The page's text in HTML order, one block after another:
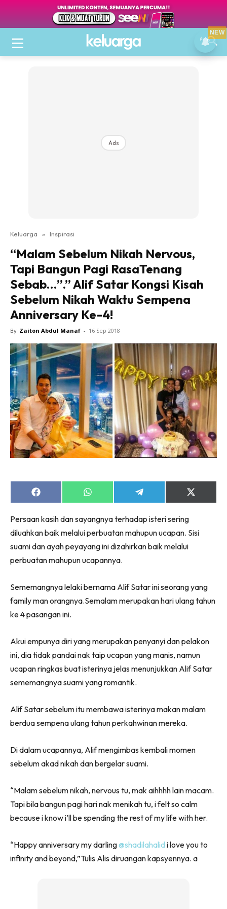
Ads
Keluarga » Inspirasi
“Malam Sebelum Nikah Nervous,
Tapi Bangun Pagi RasaTenang
Sebab…”.” Alif Satar Kongsi Kisah
Sebelum Nikah Waktu Sempena
Anniversary Ke-4!
By Zaiton Abdul Manaf - 16 Sep 2018
Share
on
Share
on
Share
on
Share
on
Persaan kasih dan sayangnya terhadap isteri sering
diluahkan baik melalui perbuatan mahupun ucapan. Sisi
suami dan ayah peyayang ini dizahirkan baik melalui
perbuatan mahupun ucapannya.
Sememangnya lelaki bernama Alif Satar ini seorang yang
family man orangnya.Semalam merupakan hari ulang tahun
ke 4 pasangan ini.
Akui empunya diri yang merupakan penyanyi dan pelakon
ini, dia tidak pandai nak taip ucapan yang manis, namun
ucapan ringkas buat isterinya jelas menunjukkan Alif Satar
sememangnya suami yang romantik.
Alif Satar sebelum itu membawa isterinya makan malam
berdua sempena ulang tahun perkahwinan mereka.
Di dalam ucapannya, Alif mengimbas kembali momen
sebelum akad nikah dan bergelar suami.
“Malam sebelum nikah, nervous tu, mak aihhhh lain macam.
Tapi bila bangun pagi hari nak menikah tu, i felt so calm
because i know i’ll be spending the rest of my life with her.
“Happy anniversary my darling@shadilahalidi love you to
infinity and beyond,”Tulis Alis diruangan kapsyennya. a
NEW